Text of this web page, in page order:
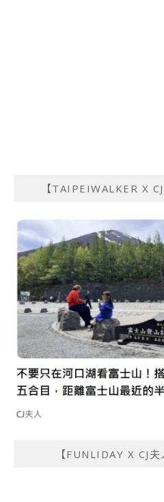
【TAIPEIWALKER X
【FUNLIDAY X CJ